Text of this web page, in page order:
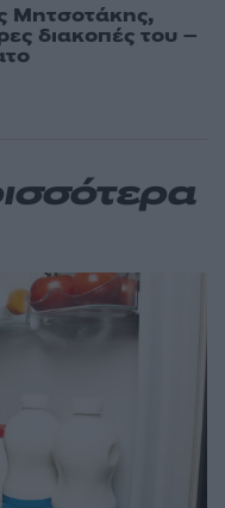
Μητσοτάκης,
διακοπές του –